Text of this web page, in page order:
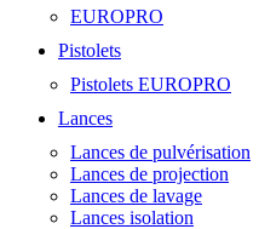
EUROPRO
Pistolets
Pistolets EUROPRO
Lances
Lances de pulvérisation
Lances de projection
Lances de lavage
Lances isolation